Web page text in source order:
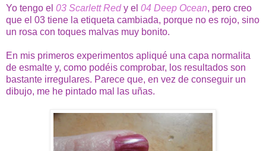
Yo tengo el 03 Scarlett Redy el 04 Deep Ocean, pero creo
que el 03 tiene la etiqueta cambiada, porque no es rojo, sino
un rosa con toques malvas muy bonito.
En mis primeros experimentos apliqué una capa normalita
de esmalte y, como podéis comprobar, los resultados son
bastante irregulares. Parece que, en vez de conseguir un
dibujo, me he pintado mal las uñas.